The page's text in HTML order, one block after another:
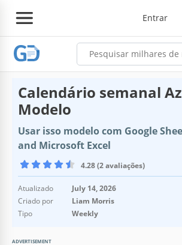
Entrar
Calendário semanal
Modelo
Usar isso modelo com Google
and Microsoft Excel
4.28 (2 avaliações)
Atualizado
July 14, 2026
Criado por
Liam Morris
Tipo
Weekly
ADVERTISEMENT